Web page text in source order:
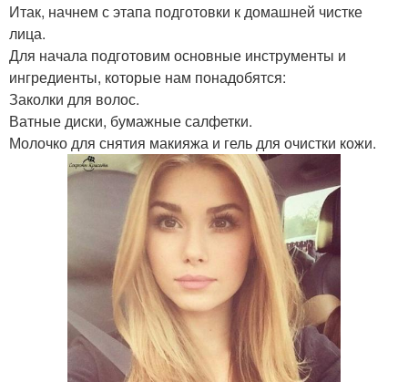
Итак, начнем с этапа подготовки к домашней чистке
лица.
Для начала подготовим основные инструменты и
ингредиенты, которые нам понадобятся:
Заколки для волос.
Ватные диски, бумажные салфетки.
Молочко для снятия макияжа и гель для очистки кожи.